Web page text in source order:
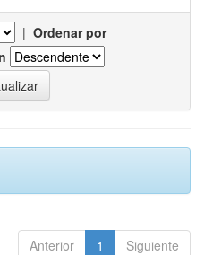
| Ordenar por
Anterior 1 Siguiente